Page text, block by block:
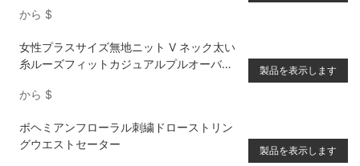
から $
女性プラスサイズ無地ニット V ネック太い
糸ルーズフィットカジュアルプルオーバー
から $
製品を表示します
ボヘミアンフローラル刺繍ドローストリン
グウエストセーター
製品を表示します